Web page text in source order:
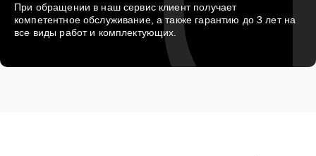
При обращении в наш сервис клиент получает
компетентное обслуживание, а также гарантию до 3 лет на
все виды работ и комплектующих.